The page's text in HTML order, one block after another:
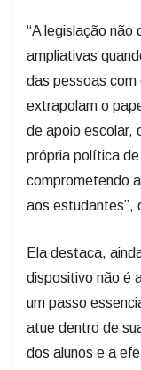
ampliativas
das pessoas com
extrapolam o
de apoio escolar,
própria política
comprometendo
aos
dispositivo não é
um passo
atue dentro de
dos alunos e a
inclusivo”.